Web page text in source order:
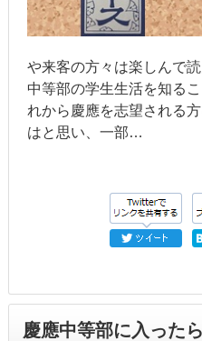
や来客の方々は楽しんで
中等部の学生生活を知る
れから慶應を志望される
はと思い、一部…
慶應中等部に入った